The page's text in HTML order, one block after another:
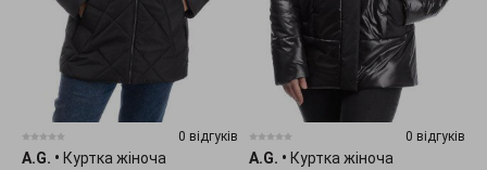
0 відгуків
A.G. • Куртка жіноча
0 відгуків
A.G. • Куртка жіноча